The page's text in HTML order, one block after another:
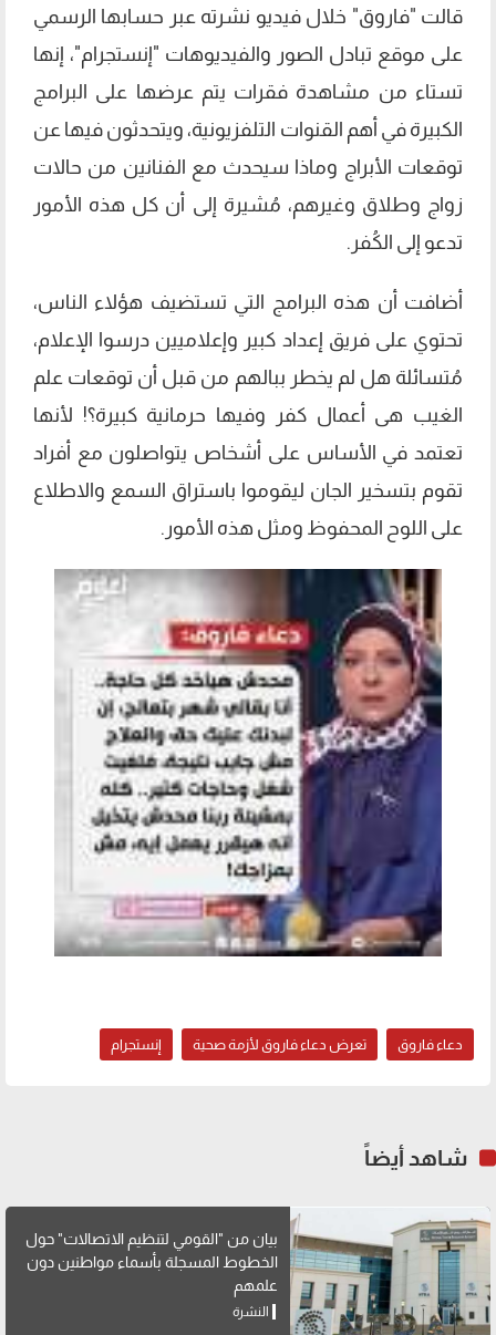
قالت "فاروق" خلال فيديو نشرته عبر حسابها الرسمي
على موقع تبادل الصور والفيديوهات "إنستجرام"، إنها
تستاء من مشاهدة فقرات يتم عرضها على البرامج
الكبيرة في أهم القنوات التلفزيونية، ويتحدثون فيها عن
توقعات الأبراج وماذا سيحدث مع الفنانين من حالات
زواج وطلاق وغيرهم، مُشيرة إلى أن كل هذه الأمور
تدعو إلى الكُفر.
أضافت أن هذه البرامج التي تستضيف هؤلاء الناس،
تحتوي على فريق إعداد كبير وإعلاميين درسوا الإعلام،
مُتسائلة هل لم يخطر ببالهم من قبل أن توقعات علم
الغيب هى أعمال كفر وفيها حرمانية كبيرة؟! لأنها
تعتمد في الأساس على أشخاص يتواصلون مع أفراد
تقوم بتسخير الجان ليقوموا باستراق السمع والاطلاع
على اللوح المحفوظ ومثل هذه الأمور.
دعاء فاروق تعرض دعاء فاروق لأزمة صحية إنستجرام
شاهد أيضاً
بيان من "القومي لتنظيم الاتصالات" حول
الخطوط المسجلة بأسماء مواطنين دون
علمهم
النشرة